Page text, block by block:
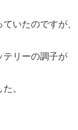
ていたのですが、
テリーの調子が
。